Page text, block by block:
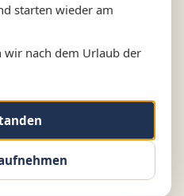
starten wieder am
nach dem Urlaub der
by